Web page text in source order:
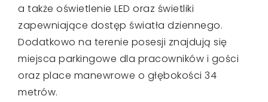
a także oświetlenie LED oraz świetliki
zapewniające dostęp światła dziennego.
Dodatkowo na terenie posesji znajdują się
miejsca parkingowe dla pracowników i gości
oraz place manewrowe o głębokości 34
metrów.